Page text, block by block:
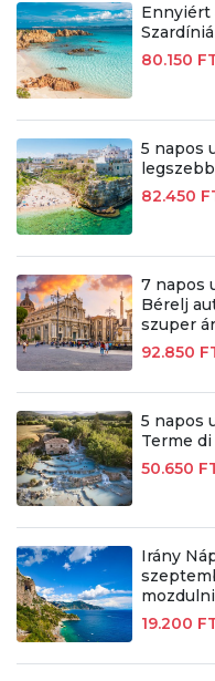
Ennyiért
80.150
5 napos
82.450
7 napos
Bérelj
szuper
92.850
5 napos
Terme
50.650
Irány
19.200